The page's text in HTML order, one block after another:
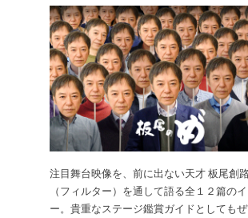
注目舞台映像を、前に出ない天才 板尾創
（フィルター）を通して語る全１２篇の
ー。貴重なステージ鑑賞ガイドとしても